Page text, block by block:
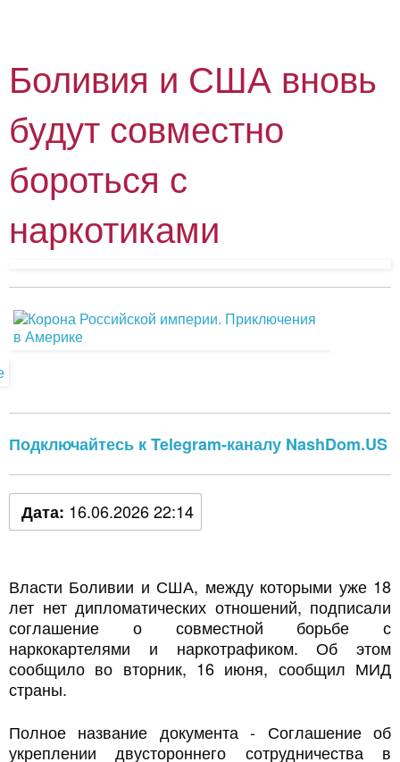
Боливия и США вновь
будут совместно
бороться с
наркотиками
Подключайтесь к Telegram-каналу NashDom.US
Дата: 16.06.2026 22:14
Власти Боливии и США, между которыми уже 18
лет нет дипломатических отношений, подписали
соглашение о совместной борьбе с
наркокартелями и наркотрафиком. Об этом
сообщило во вторник, 16 июня, сообщил МИД
страны.
Полное название документа - Соглашение об
укреплении двустороннего сотрудничества в